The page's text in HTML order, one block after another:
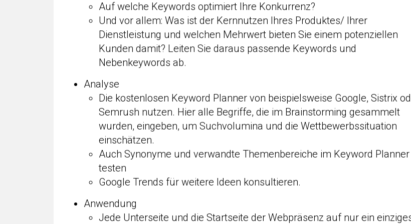
Auf welche Keywords optimiert Ihre Konkurrenz?
Und vor allem: Was ist der Kernnutzen Ihres Produktes/ Ihrer
Dienstleistung und welchen Mehrwert bieten Sie einem potenziellen
Kunden damit? Leiten Sie daraus passende Keywords und
Nebenkeywords ab.
Analyse
Die kostenlosen Keyword Planner von beispielsweise Google, Sistrix
Semrush nutzen. Hier alle Begriffe, die im Brainstorming gesammelt
wurden, eingeben, um Suchvolumina und die Wettbewerbssituation
einschätzen.
Auch Synonyme und verwandte Themenbereiche im Keyword Planner
testen
Google Trends für weitere Ideen konsultieren.
Anwendung
Jede Unterseite und die Startseite der Webpräsenz auf nur ein